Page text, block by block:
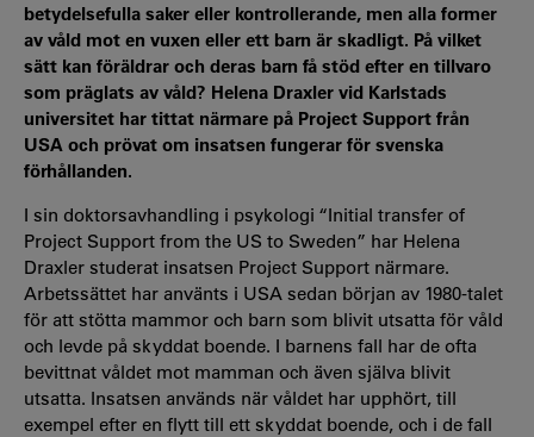
betydelsefulla saker eller kontrollerande, men alla former
av våld mot en vuxen eller ett barn är skadligt. På vilket
sätt kan föräldrar och deras barn få stöd efter en tillvaro
som präglats av våld? Helena Draxler vid Karlstads
universitet har tittat närmare på Project Support från
USA och prövat om insatsen fungerar för svenska
förhållanden.
I sin doktorsavhandling i psykologi “Initial transfer of
Project Support from the US to Sweden” har Helena
Draxler studerat insatsen Project Support närmare.
Arbetssättet har använts i USA sedan början av 1980-talet
för att stötta mammor och barn som blivit utsatta för våld
och levde på skyddat boende. I barnens fall har de ofta
bevittnat våldet mot mamman och även själva blivit
utsatta. Insatsen används när våldet har upphört, till
exempel efter en flytt till ett skyddat boende, och i de fall